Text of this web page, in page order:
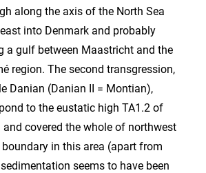
along the axis of the North Sea
into Denmark and probably
a gulf between Maastricht and the
region. The second transgression,
Danian (Danian II = Montian),
to the eustatic high TA1.2 of
and covered the whole of northwest
boundary in this area (apart from
seems to have been